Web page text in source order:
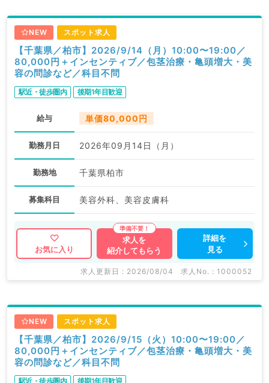
NEW スポット求人
【千葉県／柏市】2026/9/14（月）10:00〜19:00／
80,000円＋インセンティブ／包茎治療・亀頭増大・美
容の問診など／科目不問
駅近・徒歩圏内 後期1年目歓迎
給与 単価80,000円
勤務月日 2026年09月14日（月）
勤務地 千葉県柏市
募集科目 美容外科、美容皮膚科
お気に入り
求人を
紹介してもらう
詳細を
見る
求人更新日 : 2026/08/04 求人No. : 1000052
NEW スポット求人
【千葉県／柏市】2026/9/15（火）10:00〜19:00／
80,000円＋インセンティブ／包茎治療・亀頭増大・美
容の問診など／科目不問
駅近・徒歩圏内 後期1年目歓迎